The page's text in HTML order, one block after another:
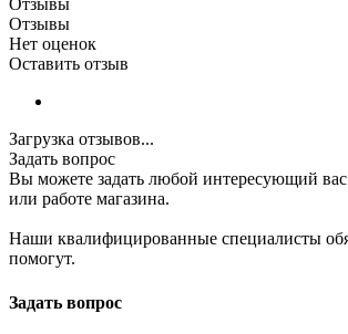
Отзывы
Отзывы
Нет оценок
Оставить отзыв
Загрузка отзывов...
Задать вопрос
Вы можете задать любой интересующий
или работе магазина.
Наши квалифицированные специалисты
помогут.
Задать вопрос